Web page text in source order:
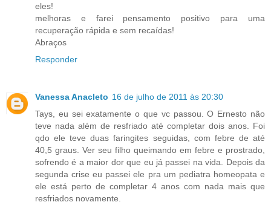
eles!
melhoras e farei pensamento positivo para uma
recuperação rápida e sem recaídas!
Abraços
Responder
Vanessa Anacleto 16 de julho de 2011 às 20:30
Tays, eu sei exatamente o que vc passou. O Ernesto não
teve nada além de resfriado até completar dois anos. Foi
qdo ele teve duas faringites seguidas, com febre de até
40,5 graus. Ver seu filho queimando em febre e prostrado,
sofrendo é a maior dor que eu já passei na vida. Depois da
segunda crise eu passei ele pra um pediatra homeopata e
ele está perto de completar 4 anos com nada mais que
resfriados novamente.